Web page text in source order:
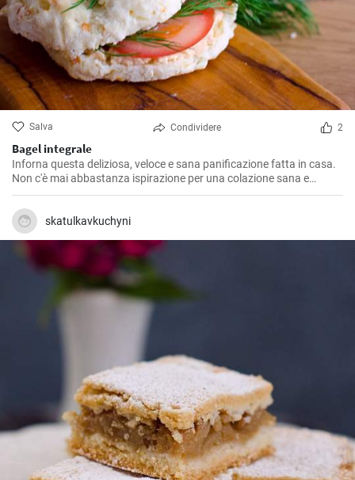
Salva Condividere 2
Bagel integrale
Inforna questa deliziosa, veloce e sana panificazione fatta in casa.
Non c'è mai abbastanza ispirazione per una colazione sana e
gustosa.
skatulkavkuchyni